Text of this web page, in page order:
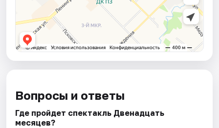
Вопросы и ответы
Где пройдет спектакль Двенадцать
месяцев?